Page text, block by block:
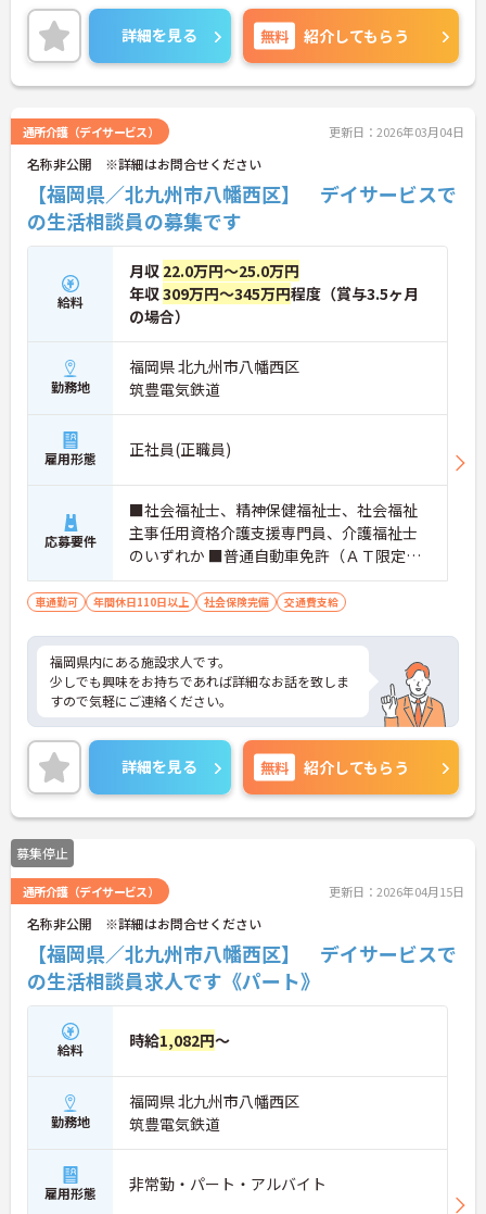
詳細を見る 無料 紹介してもらう
通所介護（デイサービス） 更新日：2026年03月04日
名称非公開 ※詳細はお問合せください
【福岡県／北九州市八幡西区】 デイサービスで
の生活相談員の募集です
給料
月収 22.0万円～25.0万円
年収309万円～345万円程度（賞与3.5ヶ月
の場合）
勤務地
福岡県 北九州市八幡西区
筑豊電気鉄道
雇用形態 正社員(正職員)
応募要件
■社会福祉士、精神保健福祉士、社会福祉
主事任用資格介護支援専門員、介護福祉士
のいずれか ■普通自動車免許（ＡＴ限定
可）
車通勤可 年間休日110日以上 社会保険完備 交通費支給
福岡県内にある施設求人です。
少しでも興味をお持ちであれば詳細なお話を致しま
すので気軽にご連絡ください。
詳細を見る 無料 紹介してもらう
募集停止
通所介護（デイサービス） 更新日：2026年04月15日
名称非公開 ※詳細はお問合せください
【福岡県／北九州市八幡西区】 デイサービスで
の生活相談員求人です《パート》
給料 時給1,082円～
勤務地
福岡県 北九州市八幡西区
筑豊電気鉄道
雇用形態 非常勤・パート・アルバイト